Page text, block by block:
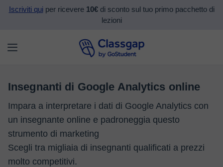
Iscriviti quiper ricevere 10€di sconto sul tuo primo pacchetto di
lezioni
Insegnanti di Google Analytics online
Impara a interpretare i dati di Google Analytics con
un insegnante online e padroneggia questo
strumento di marketing
Scegli tra migliaia di insegnanti qualificati a prezzi
molto competitivi.